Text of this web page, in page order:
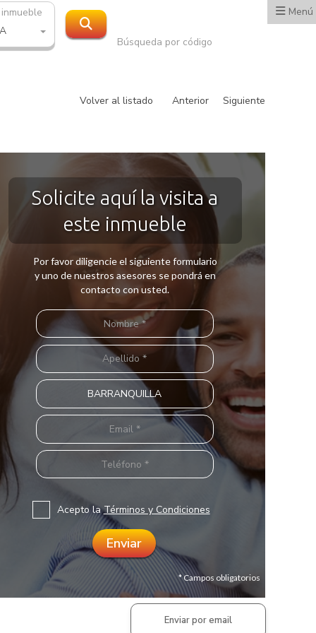
Menú
Búsqueda por código
Volver al listado Anterior Siguiente
Solicite aquí la visita a
este inmueble
Por favor diligencie el siguiente formulario
y uno de nuestros asesores se pondrá en
contacto con usted.
Acepto laTérminos y Condiciones
* Campos obligatorios
Enviar por email